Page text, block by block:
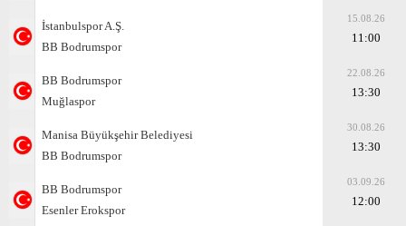
İstanbulspor A.Ş.
BB Bodrumspor
15.08.26
11:00
BB Bodrumspor
Muğlaspor
22.08.26
13:30
Manisa Büyükşehir Belediyesi
BB Bodrumspor
30.08.26
13:30
BB Bodrumspor
Esenler Erokspor
03.09.26
12:00